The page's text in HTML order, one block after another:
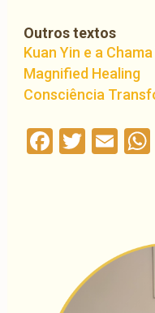
Outros textos
Kuan Yin e a
Magnified Healing
Consciência